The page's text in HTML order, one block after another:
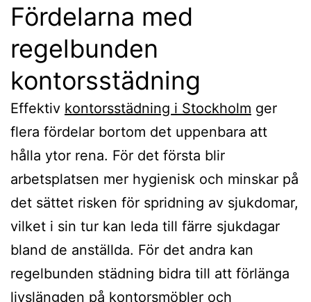
Fördelarna med
regelbunden
kontorsstädning
Effektiv kontorsstädning i Stockholm ger
flera fördelar bortom det uppenbara att
hålla ytor rena. För det första blir
arbetsplatsen mer hygienisk och minskar på
det sättet risken för spridning av sjukdomar,
vilket i sin tur kan leda till färre sjukdagar
bland de anställda. För det andra kan
regelbunden städning bidra till att förlänga
livslängden på kontorsmöbler och